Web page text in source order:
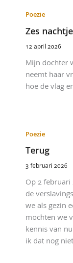
Poezie
Zes
12 april 2026
Mijn dochter
neemt haar
hoe de vlag
Poezie
Terug
3 februari 2026
Op 2 februari
de
we als gezin
mochten we
kennis van
ik dat nog